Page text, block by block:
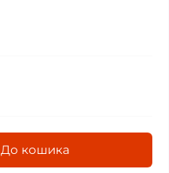
До кошика